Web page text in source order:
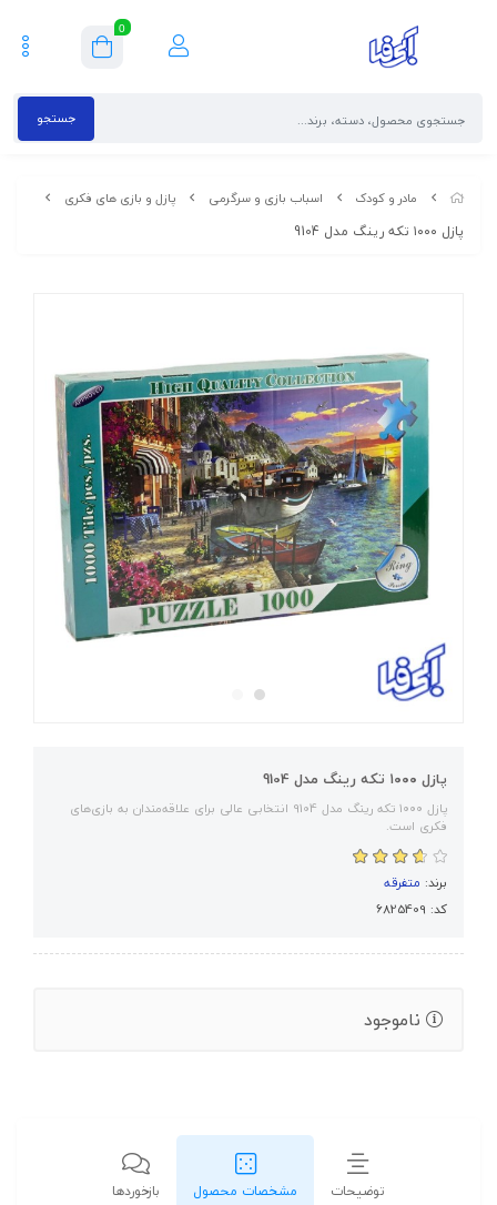
0
جستجو
مادر و کودک اسباب بازی و سرگرمی پازل و بازی های فکری
پازل ۱۰۰۰ تکه رینگ مدل 9104
پازل ۱۰۰۰ تکه رینگ مدل 9104
پازل ۱۰۰۰ تکه رینگ مدل 9104 انتخابی عالی برای علاقه‌مندان به بازی‌های
فکری است.
برند: متفرقه
کد: 6825409
ناموجود
توضیحات مشخصات محصول بازخوردها